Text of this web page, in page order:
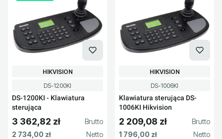
Kod produktu
DS-1200KI
DS-1200KI - Klawiatura
sterująca
PRODUCENT
HIKVISION
Cena brutto
3 362,82 zł
Cena netto
2 734,00 zł
Kod produktu
DS-1006KI
Klawiatura sterująca DS-
1006KI Hikvision
PRODUCENT
HIKVISION
Cena brutto
2 209,08 zł
Cena netto
1 796,00 zł